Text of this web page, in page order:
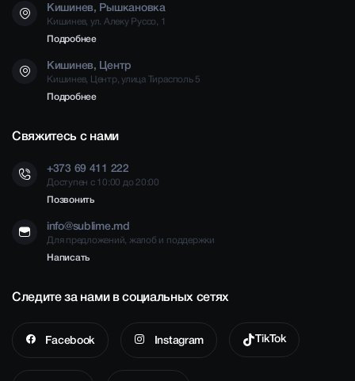
Кишинев, Рышкановка
Кишинев, ул. Алеку Руссо, 1
Подробнее
Кишинев, Центр
Кишинев, Центр, улица Тирасполь 5
Подробнее
Свяжитесь с нами
+373 69 411 222
Доступен с 10:00 до 20:00
Позвонить
info@sublime.md
Для предложений, жалоб и поддержки
Написать
Следите за нами в социальных сетях
Facebook Instagram TikTok